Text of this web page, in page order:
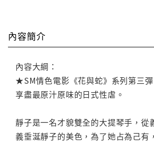
內容簡介
內容大綱：
★SM情色電影《花與蛇》系列第三
享盡最原汁原味的日式性虐。
靜子是一名才貌雙全的大提琴手，
義垂涎靜子的美色，為了她占為己有